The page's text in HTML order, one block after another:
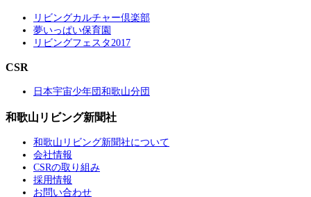
リビングカルチャー倶楽部
夢いっぱい保育園
リビングフェスタ2017
CSR
日本宇宙少年団和歌山分団
和歌山リビング新聞社
和歌山リビング新聞社について
会社情報
CSRの取り組み
採用情報
お問い合わせ